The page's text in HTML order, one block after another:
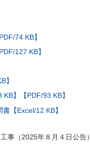
PDF/74 KB】
PDF/127 KB】
】
KB】
【PDF/93 KB】
【Excel/12 KB】
事（2025年８月４日公告）